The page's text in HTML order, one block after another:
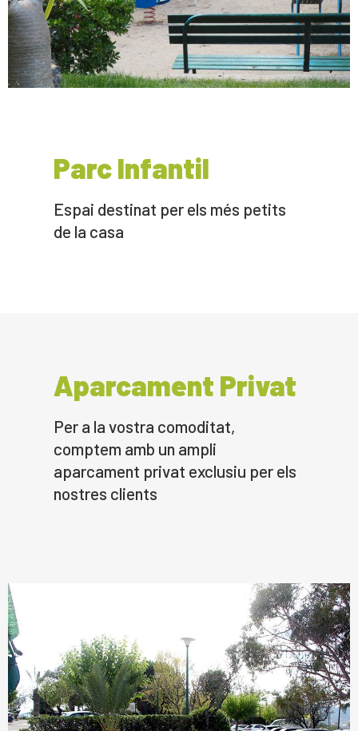
Parc Infantil
Espai destinat per els més petits
de la casa
Aparcament Privat
Per a la vostra comoditat,
comptem amb un ampli
aparcament privat exclusiu per els
nostres clients